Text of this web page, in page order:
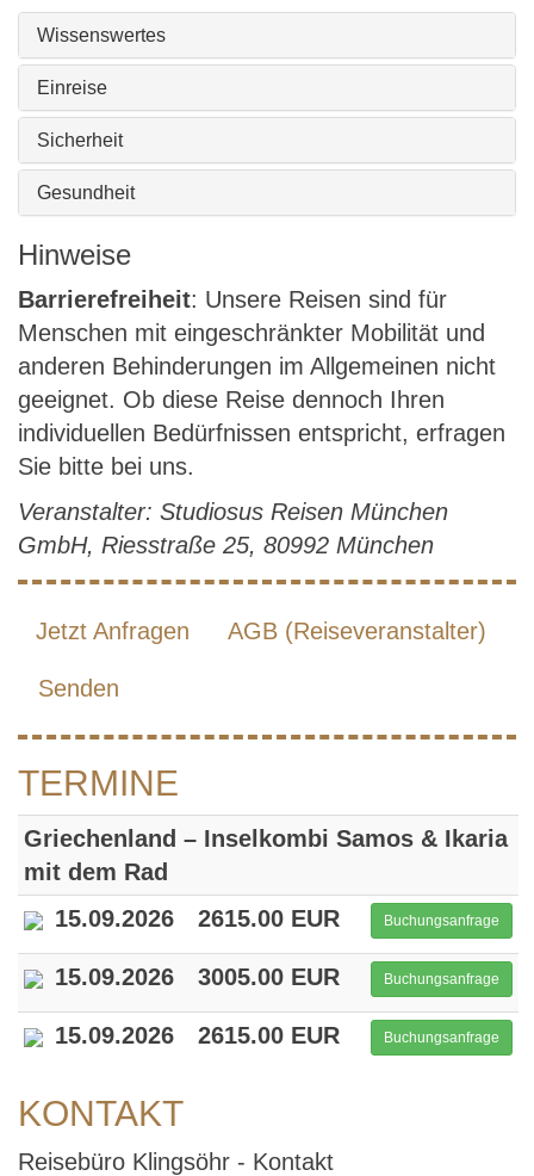
Wissenswertes
Einreise
Sicherheit
Gesundheit
Hinweise
Barrierefreiheit: Unsere Reisen sind für
Menschen mit eingeschränkter Mobilität und
anderen Behinderungen im Allgemeinen nicht
geeignet. Ob diese Reise dennoch Ihren
individuellen Bedürfnissen entspricht, erfragen
Sie bitte bei uns.
Veranstalter: Studiosus Reisen München
GmbH, Riesstraße 25, 80992 München
Jetzt Anfragen AGB (Reiseveranstalter)
Senden
TERMINE
Griechenland – Inselkombi Samos & Ikaria
mit dem Rad
15.09.2026
2615.00 EUR Buchungsanfrage
15.09.2026 3005.00 EUR Buchungsanfrage
15.09.2026 2615.00 EUR Buchungsanfrage
KONTAKT
Reisebüro Klingsöhr - Kontakt